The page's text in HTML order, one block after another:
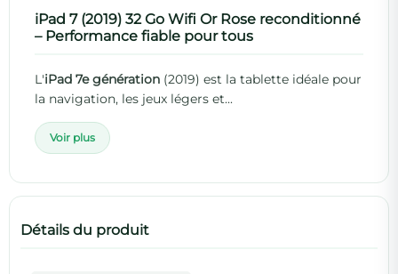
iPad 7 (2019) 32 Go Wifi Or Rose reconditionné
– Performance fiable pour tous
L'iPad 7e génération (2019) est la tablette idéale pour
la navigation, les jeux légers et...
Voir plus
Détails du produit